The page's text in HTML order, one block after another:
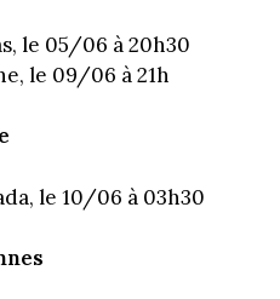
le 05/06 à 20h30
le 09/06 à 21h
le 10/06 à 03h30